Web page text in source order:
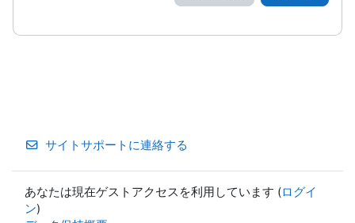
サイトサポートに連絡する
あなたは現在ゲストアクセスを利用しています (ログイ
ン)